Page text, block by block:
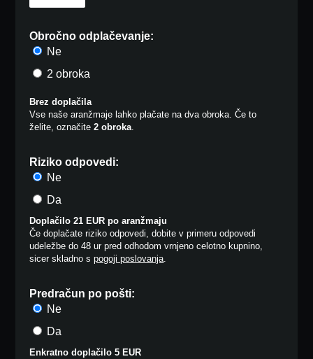
Obročno odplačevanje:
Ne
2 obroka
Brez doplačila
Vse naše aranžmaje lahko plačate na dva obroka. Če to
želite, označite2 obroka.
Riziko odpovedi:
Ne
Da
Doplačilo 21 EUR po aranžmaju
Če doplačate riziko odpovedi, dobite v primeru odpovedi
udeležbe do 48 ur pred odhodom vrnjeno celotno kupnino,
sicer skladno spogoji poslovanja.
Predračun po pošti:
Ne
Da
Enkratno doplačilo 5 EUR